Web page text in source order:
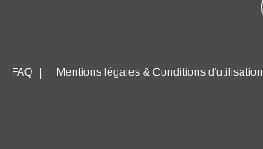
FAQ Mentions légales & Conditions d'utilisation